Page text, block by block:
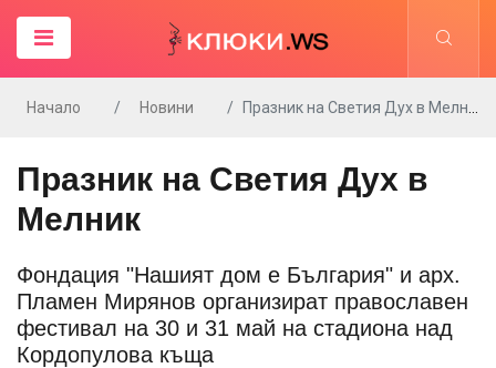
Начало Новини Празник на Светия Дух в Мелник
Празник на Светия Дух в
Мелник
Фондация "Нашият дом е България" и арх.
Пламен Мирянов организират православен
фестивал на 30 и 31 май на стадиона над
Кордопулова къща